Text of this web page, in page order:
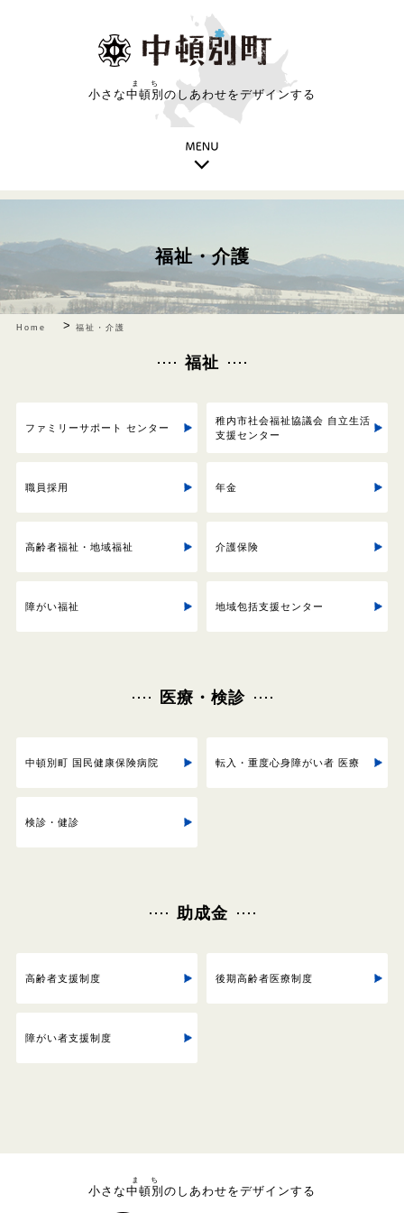
小さな中頓別
まち
のしあわせをデザインする
福祉・介護
Home > 福祉・介護
福祉
ファミリーサポート センター
稚内市社会福祉協議会 自立生活
支援センター
職員採用 年金
高齢者福祉・地域福祉 介護保険
障がい福祉 地域包括支援センター
医療・検診
中頓別町 国民健康保険病院 転入・重度心身障がい者 医療
検診・健診
助成金
高齢者支援制度 後期高齢者医療制度
障がい者支援制度
小さな中頓別
まち
のしあわせをデザインする